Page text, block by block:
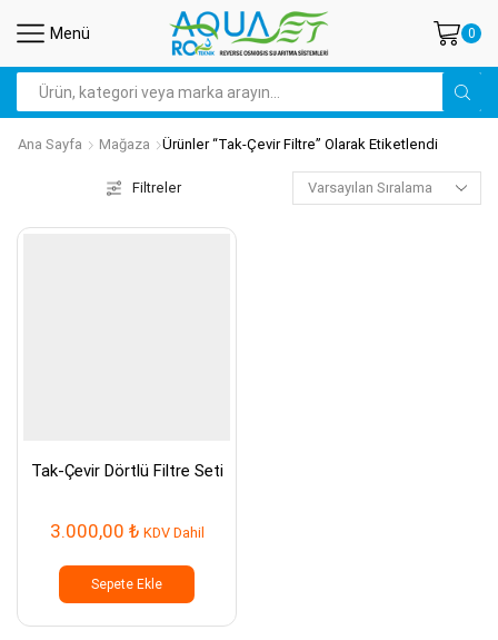
Menü 0
Arama
Ana Sayfa Mağaza Ürünler “tak-Çevir Filtre” Olarak Etiketlendi
Filtreler
Tak-Çevir Dörtlü Filtre Seti
3.000,00 ₺ KDV Dahil
Sepete Ekle